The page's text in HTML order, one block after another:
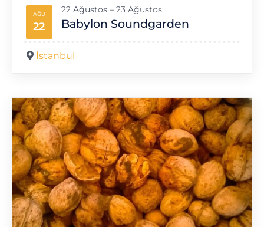
AĞU
22 Babylon Soundgarden
22 Ağustos – 23 Ağustos
İstanbul